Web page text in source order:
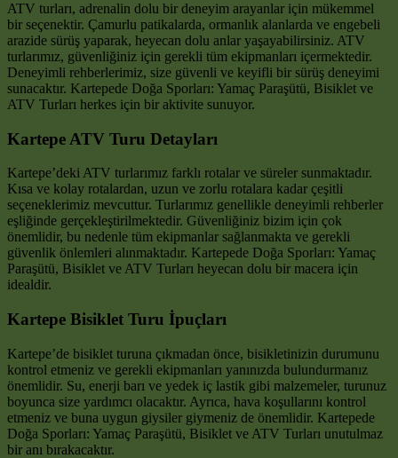
ATV turları, adrenalin dolu bir deneyim arayanlar için mükemmel
bir seçenektir. Çamurlu patikalarda, ormanlık alanlarda ve engebeli
arazide sürüş yaparak, heyecan dolu anlar yaşayabilirsiniz. ATV
turlarımız, güvenliğiniz için gerekli tüm ekipmanları içermektedir.
Deneyimli rehberlerimiz, size güvenli ve keyifli bir sürüş deneyimi
sunacaktır. Kartepede Doğa Sporları: Yamaç Paraşütü, Bisiklet ve
ATV Turları herkes için bir aktivite sunuyor.
Kartepe ATV Turu Detayları
Kartepe’deki ATV turlarımız farklı rotalar ve süreler sunmaktadır.
Kısa ve kolay rotalardan, uzun ve zorlu rotalara kadar çeşitli
seçeneklerimiz mevcuttur. Turlarımız genellikle deneyimli rehberler
eşliğinde gerçekleştirilmektedir. Güvenliğiniz bizim için çok
önemlidir, bu nedenle tüm ekipmanlar sağlanmakta ve gerekli
güvenlik önlemleri alınmaktadır. Kartepede Doğa Sporları: Yamaç
Paraşütü, Bisiklet ve ATV Turları heyecan dolu bir macera için
idealdir.
Kartepe Bisiklet Turu İpuçları
Kartepe’de bisiklet turuna çıkmadan önce, bisikletinizin durumunu
kontrol etmeniz ve gerekli ekipmanları yanınızda bulundurmanız
önemlidir. Su, enerji barı ve yedek iç lastik gibi malzemeler, turunuz
boyunca size yardımcı olacaktır. Ayrıca, hava koşullarını kontrol
etmeniz ve buna uygun giysiler giymeniz de önemlidir. Kartepede
Doğa Sporları: Yamaç Paraşütü, Bisiklet ve ATV Turları unutulmaz
bir anı bırakacaktır.